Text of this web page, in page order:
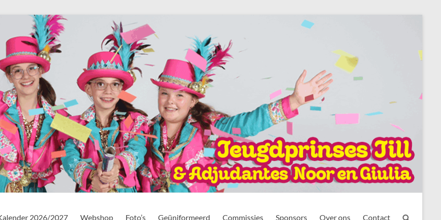
2026/2027 Webshop Foto’s Geüniformeerd Commissies Sponsors Over ons Contact